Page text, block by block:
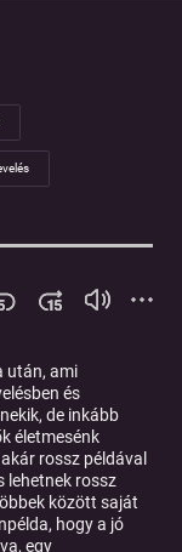
után, ami
és
de inkább
életmesénk
rossz példával
lehetnek rossz
között saját
hogy a jó
egy